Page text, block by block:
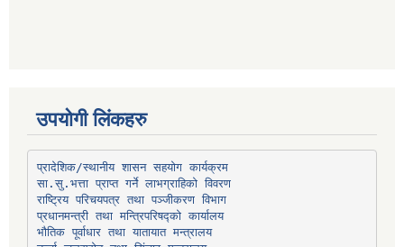
उपयोगी लिंकहरु
प्रादेशिक/स्थानीय शासन सहयोग कार्यक्रम
सा.सु.भत्ता प्राप्त गर्ने लाभग्राहिको विवरण
राष्ट्रिय परिचयपत्र तथा पञ्‍जीकरण विभाग
प्रधानमन्त्री तथा मन्त्रिपरिषद्को कार्यालय
भौतिक पूर्वाधार तथा यातायात मन्त्रालय